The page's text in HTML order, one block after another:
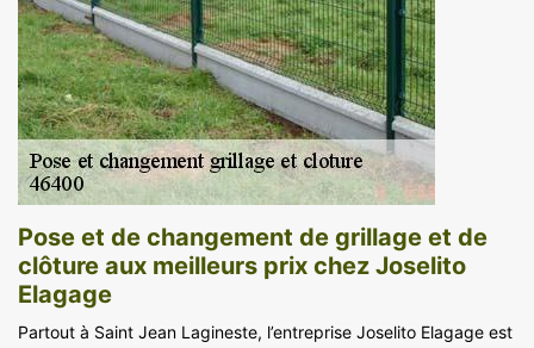
Pose et de changement de grillage et de
clôture aux meilleurs prix chez Joselito
Elagage
Partout à Saint Jean Lagineste, l’entreprise Joselito Elagage est